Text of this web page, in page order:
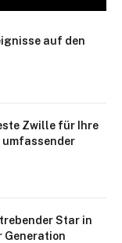
auf den
Zwille für Ihre
umfassender
Star in
Generation